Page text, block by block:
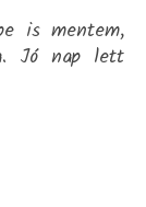
Jó nap lett